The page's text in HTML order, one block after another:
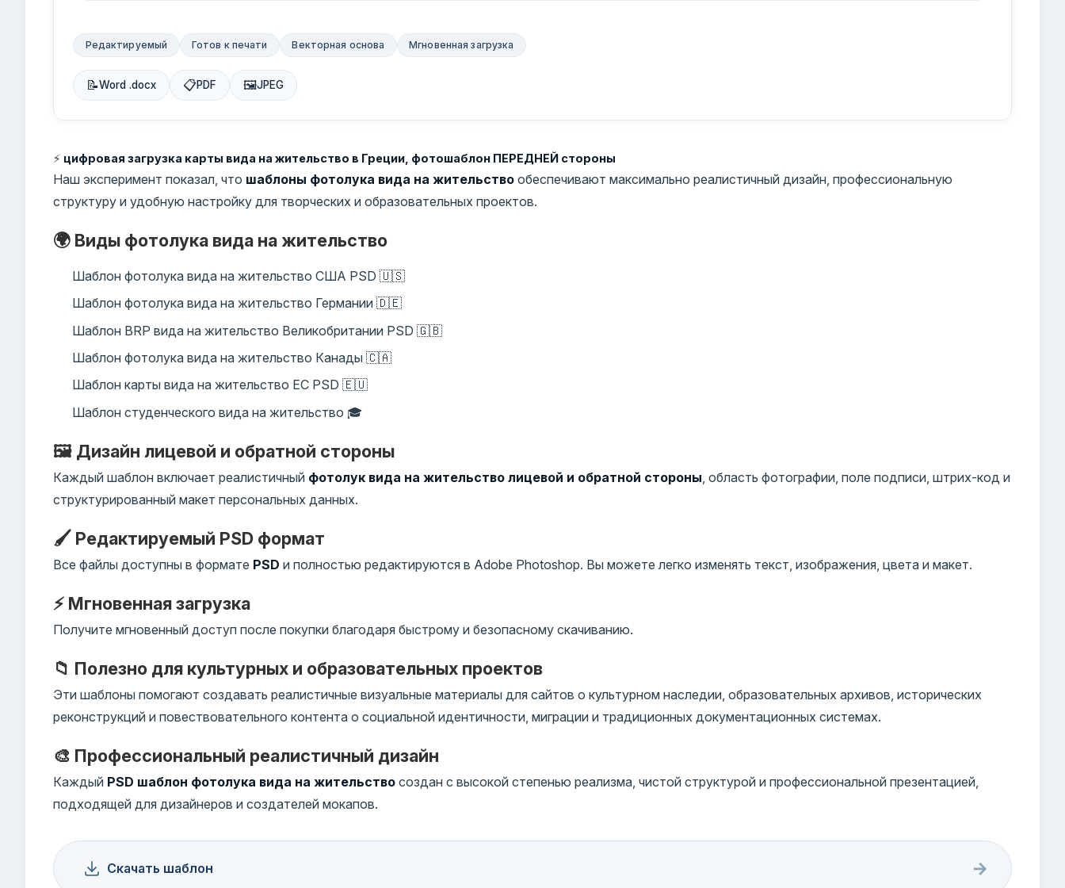
Редактируемый Готов к печати Векторная основа Мгновенная загрузка
📝Word .docx 📋PDF 🖼JPEG
⚡ цифровая загрузка карты вида на жительство в Греции, фотошаблон ПЕРЕДНЕЙ стороны
Наш эксперимент показал, что шаблоны фотолука вида на жительство обеспечивают максимально реалистичный дизайн, профессиональную
структуру и удобную настройку для творческих и образовательных проектов.
🌍 Виды фотолука вида на жительство
Шаблон фотолука вида на жительство США PSD 🇺🇸
Шаблон фотолука вида на жительство Германии 🇩🇪
Шаблон BRP вида на жительство Великобритании PSD 🇬🇧
Шаблон фотолука вида на жительство Канады 🇨🇦
Шаблон карты вида на жительство ЕС PSD 🇪🇺
Шаблон студенческого вида на жительство 🎓
🖼️ Дизайн лицевой и обратной стороны
Каждый шаблон включает реалистичный фотолук вида на жительство лицевой и обратной стороны , область фотографии, поле подписи, штрих-код и
структурированный макет персональных данных.
🖌️ Редактируемый PSD формат
Все файлы доступны в формате PSD и полностью редактируются в Adobe Photoshop. Вы можете легко изменять текст, изображения, цвета и макет.
⚡ Мгновенная загрузка
Получите мгновенный доступ после покупки благодаря быстрому и безопасному скачиванию.
📁 Полезно для культурных и образовательных проектов
Эти шаблоны помогают создавать реалистичные визуальные материалы для сайтов о культурном наследии, образовательных архивов, исторических
реконструкций и повествовательного контента о социальной идентичности, миграции и традиционных документационных системах.
🎨 Профессиональный реалистичный дизайн
Каждый PSD шаблон фотолука вида на жительство создан с высокой степенью реализма, чистой структурой и профессиональной презентацией,
подходящей для дизайнеров и создателей мокапов.
Скачать шаблон →